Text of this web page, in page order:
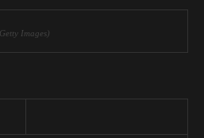
Images)